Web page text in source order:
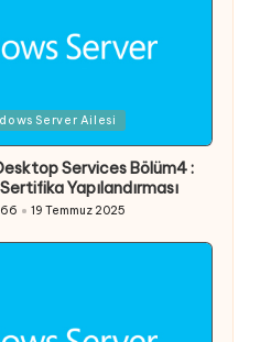
Server Ailesi
Services Bölüm4 :
Yapılandırması
19 Temmuz 2025